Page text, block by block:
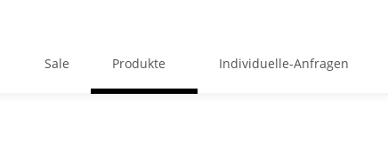
Sale Produkte Individuelle-Anfragen